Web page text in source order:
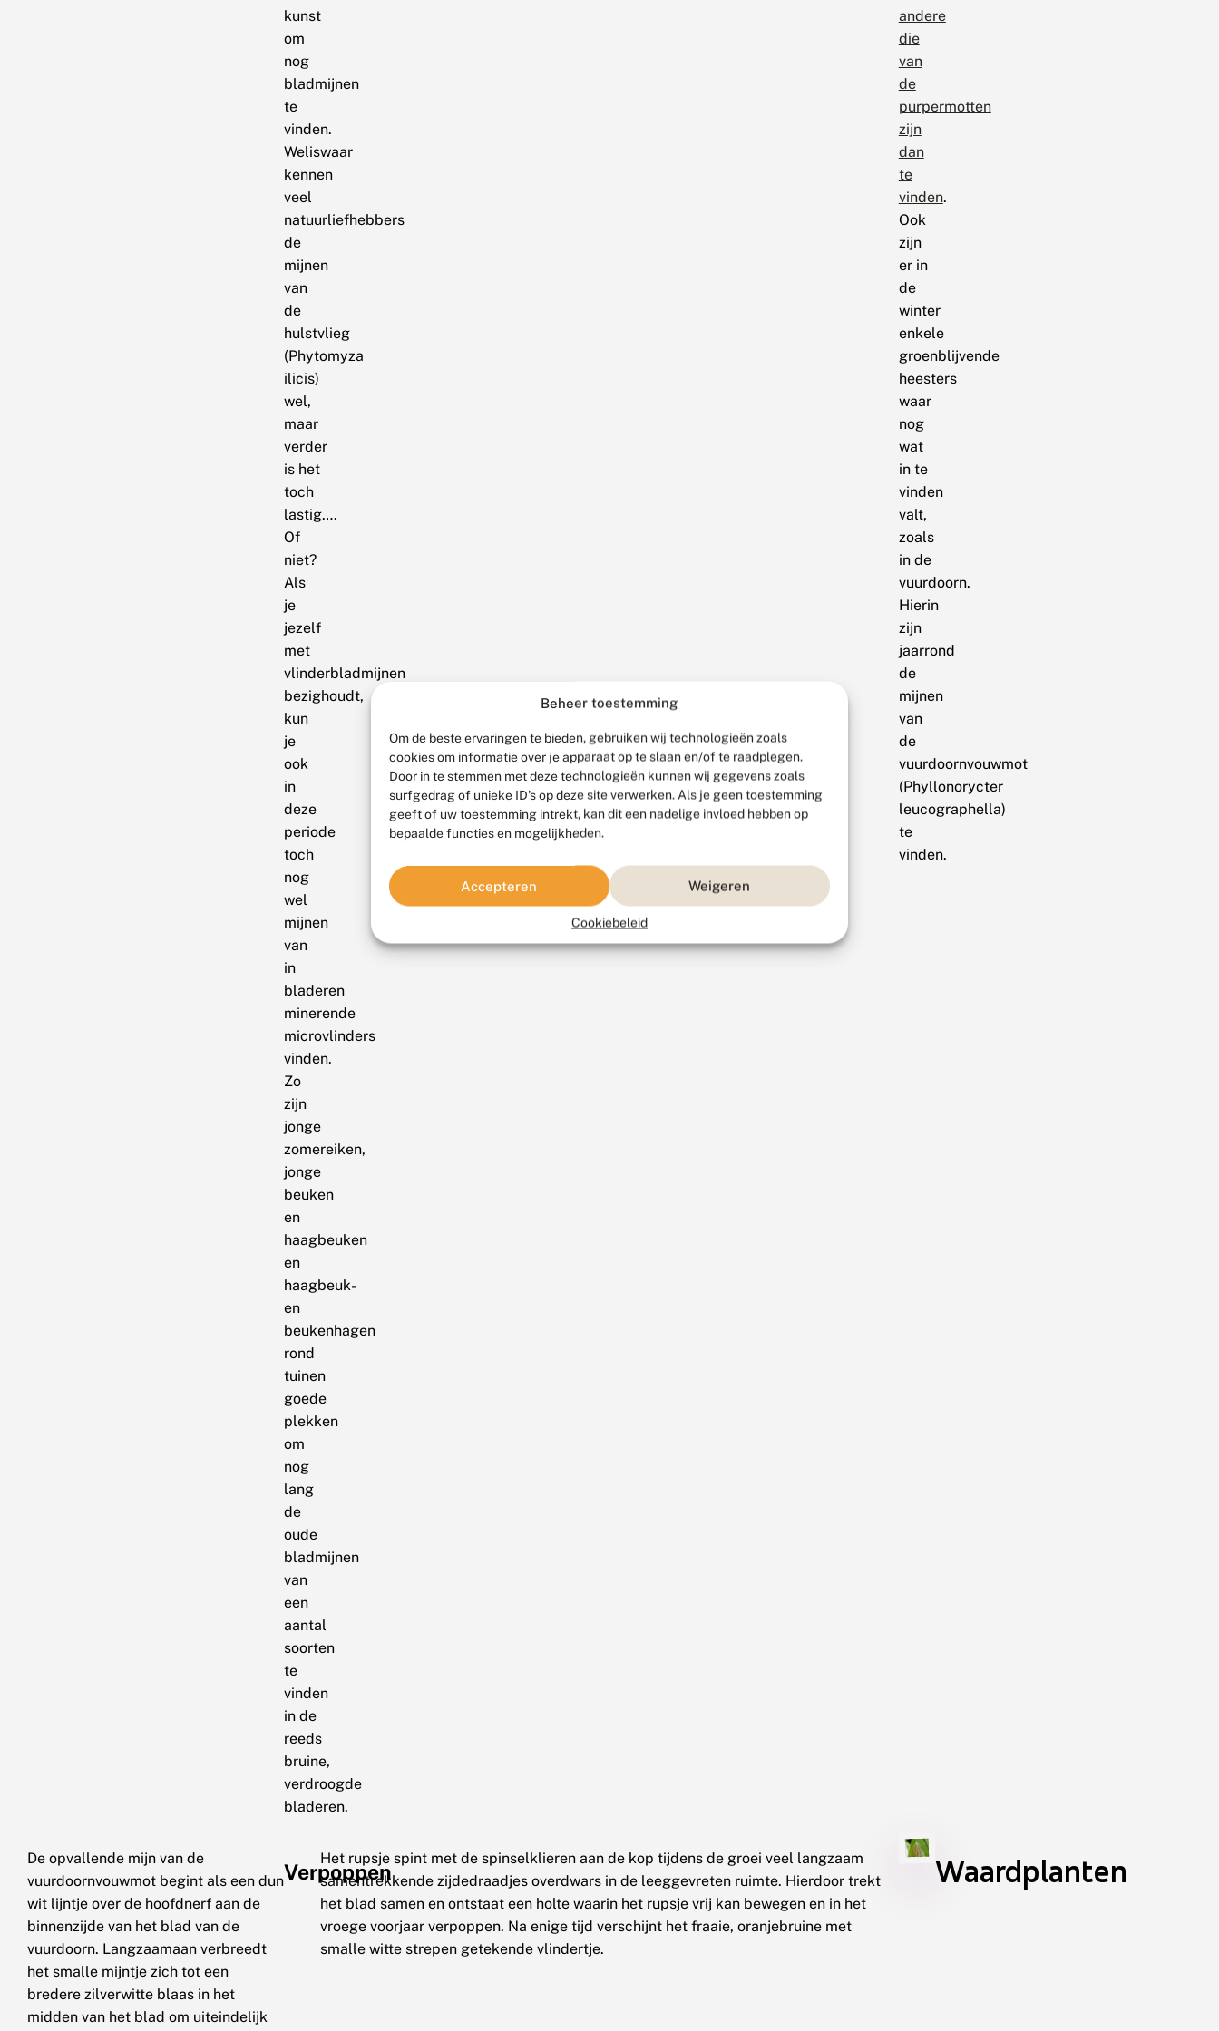
Beheer toestemming
Om de beste ervaringen te bieden, gebruiken wij technologieën zoals
cookies om informatie over je apparaat op te slaan en/of te raadplegen.
Door in te stemmen met deze technologieën kunnen wij gegevens zoals
surfgedrag of unieke ID's op deze site verwerken. Als je geen toestemming
geeft of uw toestemming intrekt, kan dit een nadelige invloed hebben op
bepaalde functies en mogelijkheden.
Accepteren Weigeren
Cookiebeleid
kunst
om
nog
bladmijnen
te
vinden.
Weliswaar
kennen
veel
natuurliefhebbers
de
mijnen
van
de
hulstvlieg
(Phytomyza
ilicis)
wel,
maar
verder
is het
toch
lastig….
Of
niet?
Als
je
jezelf
met
vlinderbladmijnen
bezighoudt,
kun
je
ook
in
deze
periode
toch
nog
wel
mijnen
van
in
bladeren
minerende
microvlinders
vinden.
Zo
zijn
jonge
zomereiken,
jonge
beuken
en
haagbeuken
en
haagbeuk-
en
beukenhagen
rond
tuinen
goede
plekken
om
nog
lang
de
oude
bladmijnen
van
een
aantal
soorten
te
vinden
in de
reeds
bruine,
verdroogde
bladeren.
andere
die
van
de
purpermotten
zijn
dan
te
vinden.
Ook
zijn
er in
de
winter
enkele
groenblijvende
heesters
waar
nog
wat
in te
vinden
valt,
zoals
in de
vuurdoorn.
Hierin
zijn
jaarrond
de
mijnen
van
de
vuurdoornvouwmot
(Phyllonorycter
leucographella)
te
vinden.
De opvallende mijn van de
vuurdoornvouwmot begint als een dun
wit lijntje over de hoofdnerf aan de
binnenzijde van het blad van de
vuurdoorn. Langzaamaan verbreedt
het smalle mijntje zich tot een
bredere zilverwitte blaas in het
midden van het blad om uiteindelijk
Verpoppen
Het rupsje spint met de spinselklieren aan de kop tijdens de groei veel langzaam
samentrekkende zijdedraadjes overdwars in de leeggevreten ruimte. Hierdoor trekt
het blad samen en ontstaat een holte waarin het rupsje vrij kan bewegen en in het
vroege voorjaar verpoppen. Na enige tijd verschijnt het fraaie, oranjebruine met
smalle witte strepen getekende vlindertje.
Waardplanten